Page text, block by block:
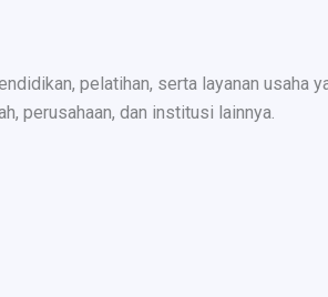
pelatihan, serta layanan usaha
perusahaan, dan institusi lainnya.